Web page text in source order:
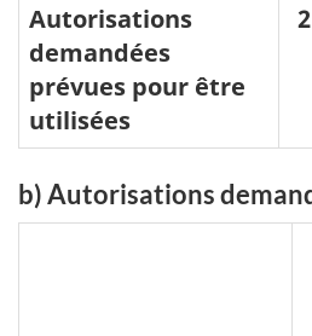
Autorisations
demandées
prévues pour être
utilisées
b) Autorisations